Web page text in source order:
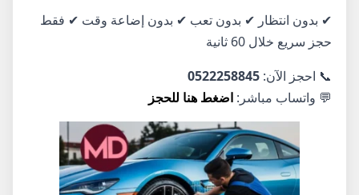
✔ بدون انتظار ✔ بدون تعب ✔ بدون إضاعة وقت ✔ فقط
حجز سريع خلال 60 ثانية
📞 احجز الآن: 0522258845
💬 واتساب مباشر: اضغط هنا للحجز